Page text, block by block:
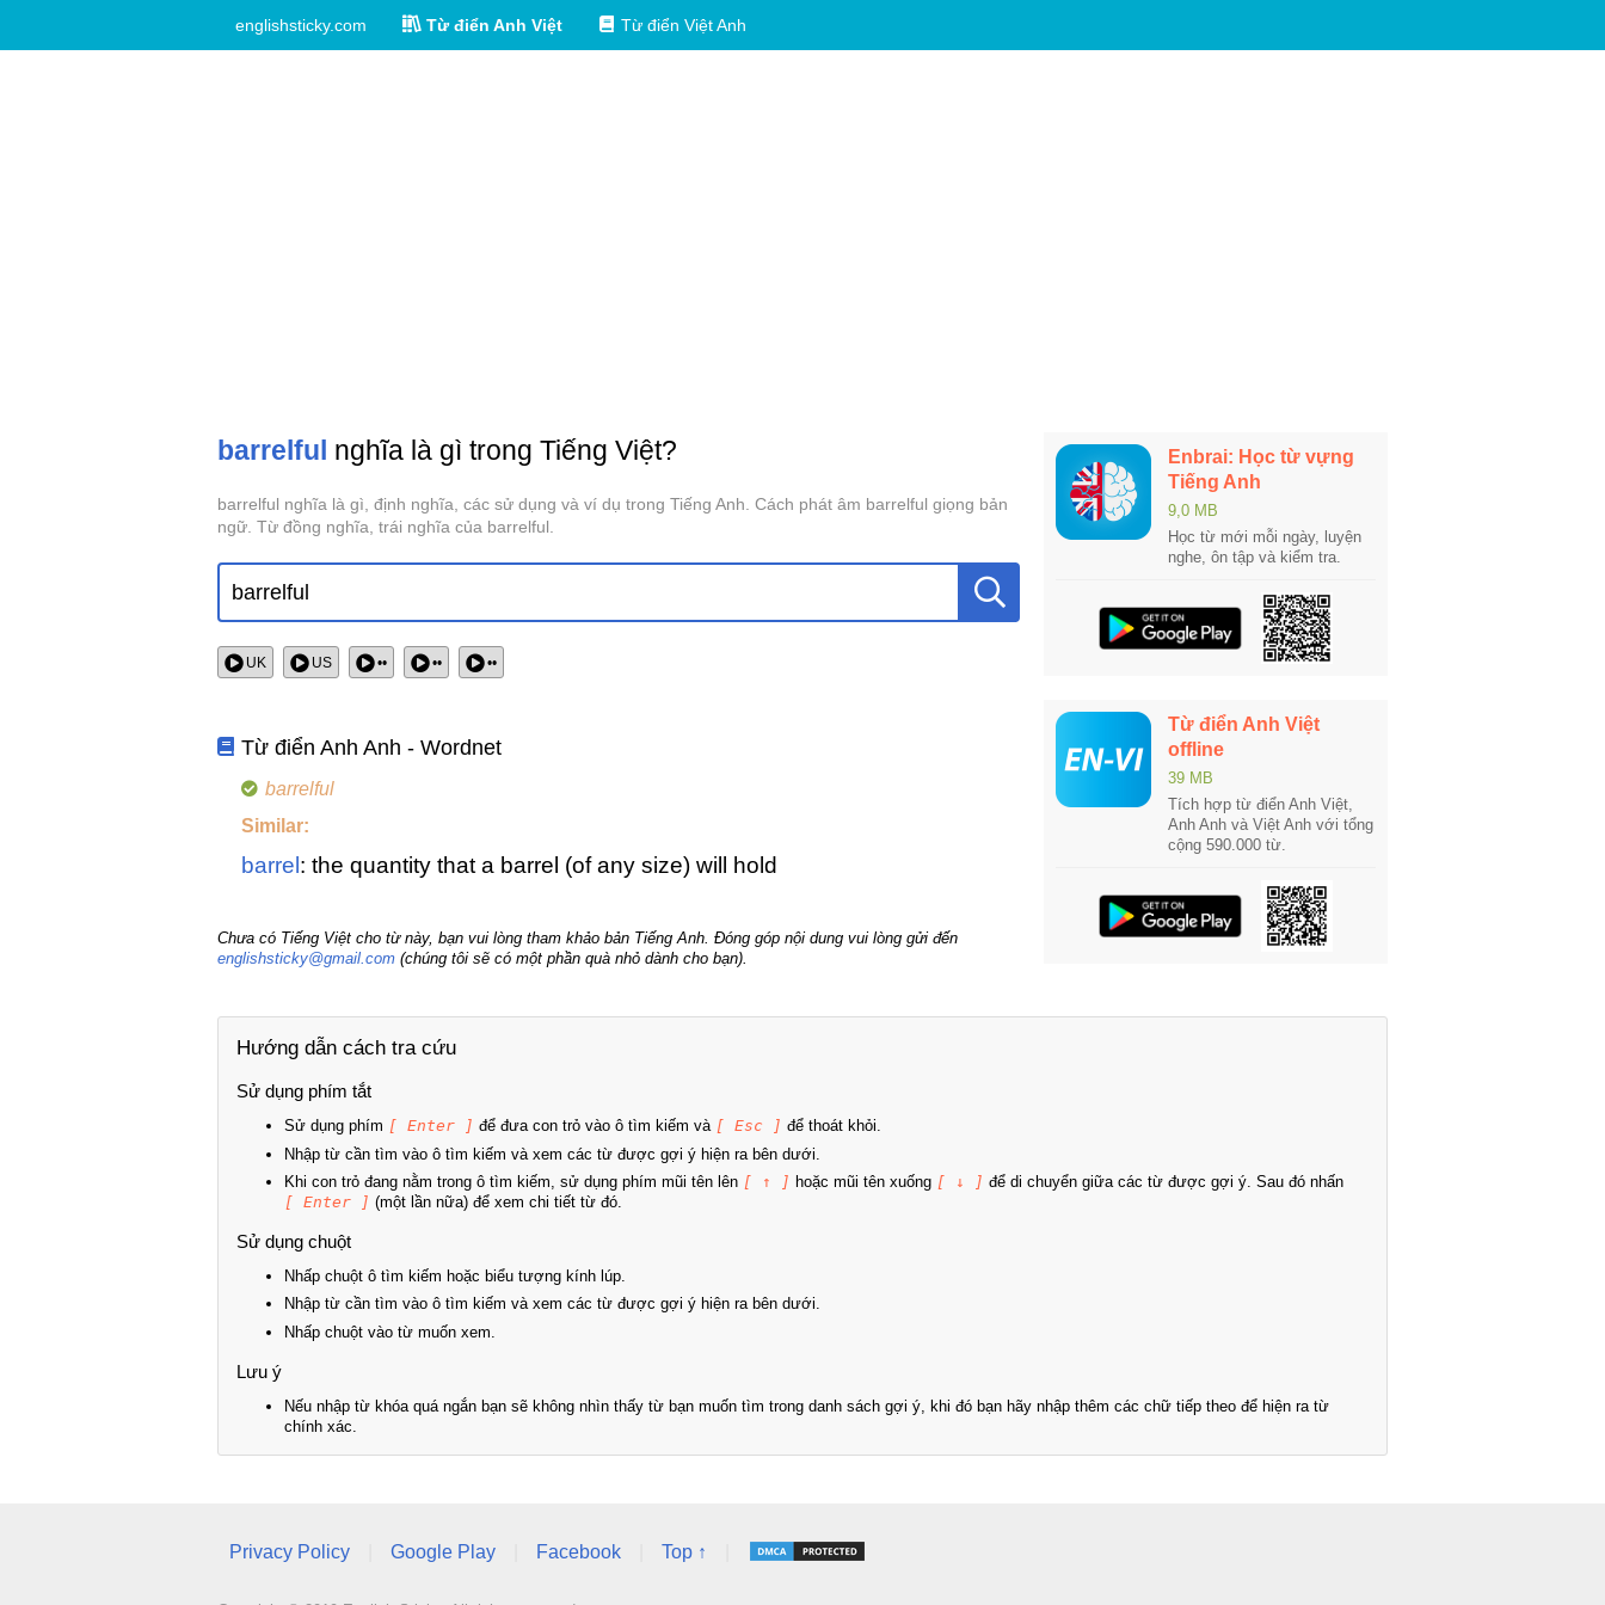
englishsticky.com Từ điển Anh Việt Từ điển Việt Anh
barrelful nghĩa là gì trong Tiếng Việt?
barrelful nghĩa là gì, định nghĩa, các sử dụng và ví dụ trong Tiếng Anh. Cách phát âm barrelful giọng bản
ngữ. Từ đồng nghĩa, trái nghĩa của barrelful.
UK US •• •• ••
Từ điển Anh Anh - Wordnet
barrelful
Similar:
barrel : the quantity that a barrel (of any size) will hold
Chưa có Tiếng Việt cho từ này, bạn vui lòng tham khảo bản Tiếng Anh. Đóng góp nội dung vui lòng gửi đến
englishsticky@gmail.com (chúng tôi sẽ có một phần quà nhỏ dành cho bạn).
Enbrai: Học từ vựng
Tiếng Anh
9,0 MB
Học từ mới mỗi ngày, luyện
nghe, ôn tập và kiểm tra.
Từ điển Anh Việt
offline
39 MB
Tích hợp từ điển Anh Việt,
Anh Anh và Việt Anh với tổng
cộng 590.000 từ.
Hướng dẫn cách tra cứu
Sử dụng phím tắt
Sử dụng phím [ Enter ] để đưa con trỏ vào ô tìm kiếm và [ Esc ] để thoát khỏi.
Nhập từ cần tìm vào ô tìm kiếm và xem các từ được gợi ý hiện ra bên dưới.
Khi con trỏ đang nằm trong ô tìm kiếm, sử dụng phím mũi tên lên [ ↑ ] hoặc mũi tên xuống [ ↓ ] để di chuyển giữa các từ được gợi ý. Sau đó nhấn
[ Enter ] (một lần nữa) để xem chi tiết từ đó.
Sử dụng chuột
Nhấp chuột ô tìm kiếm hoặc biểu tượng kính lúp.
Nhập từ cần tìm vào ô tìm kiếm và xem các từ được gợi ý hiện ra bên dưới.
Nhấp chuột vào từ muốn xem.
Lưu ý
Nếu nhập từ khóa quá ngắn bạn sẽ không nhìn thấy từ bạn muốn tìm trong danh sách gợi ý, khi đó bạn hãy nhập thêm các chữ tiếp theo để hiện ra từ
chính xác.
Privacy Policy Google Play Facebook Top ↑